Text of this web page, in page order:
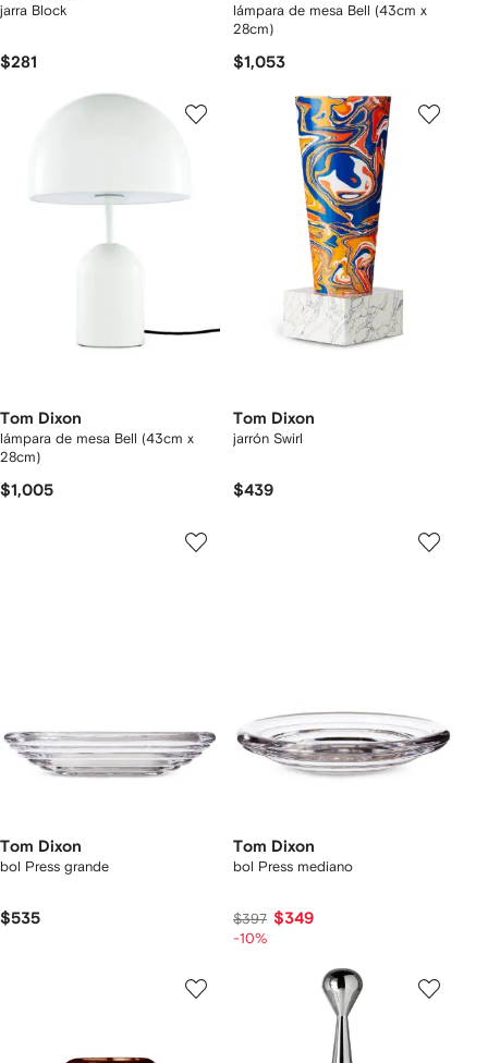
jarra Block
$281
lámpara de mesa Bell (43cm x
28cm)
$1,053
Tom Dixon
lámpara de mesa Bell (43cm x
28cm)
$1,005
Tom Dixon
jarrón Swirl
$439
Tom Dixon
bol Press grande
$535
Tom Dixon
bol Press mediano
$397 $349
-10%